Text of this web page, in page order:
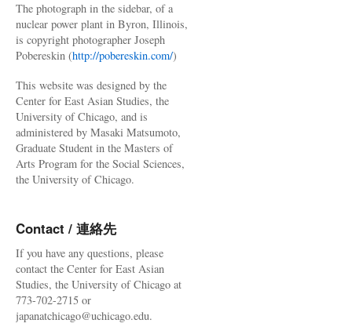
The photograph in the sidebar, of a
nuclear power plant in Byron, Illinois,
is copyright photographer Joseph
Pobereskin (http://pobereskin.com/)
This website was designed by the
Center for East Asian Studies, the
University of Chicago, and is
administered by Masaki Matsumoto,
Graduate Student in the Masters of
Arts Program for the Social Sciences,
the University of Chicago.
Contact / 連絡先
If you have any questions, please
contact the Center for East Asian
Studies, the University of Chicago at
773-702-2715 or
japanatchicago@uchicago.edu.